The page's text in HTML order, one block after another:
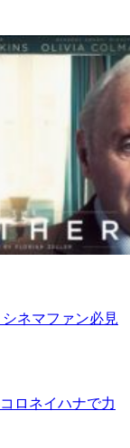
シネマファン必見
ロネイハナで力